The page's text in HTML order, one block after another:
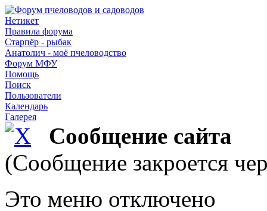
Нетикет
Правила форума
Старпёр - рыбак
Анатолич - моё пчеловодство
Форум МФУ
Помощь
Поиск
Пользователи
Календарь
Галерея
Сообщение сайта
(Сообщение закроется
Это меню отключено